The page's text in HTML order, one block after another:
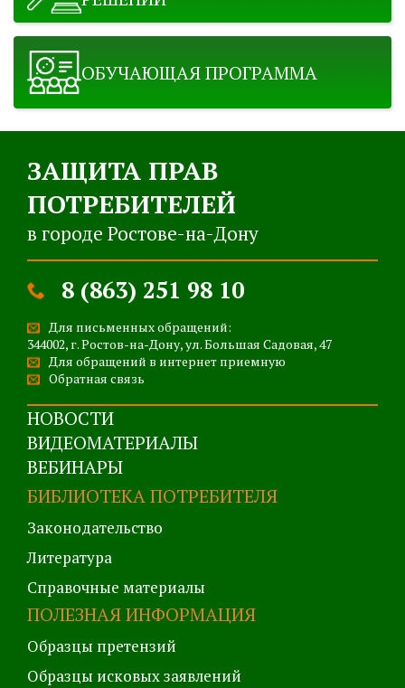
ОБУЧАЮЩАЯ ПРОГРАММА
ЗАЩИТА ПРАВ
ПОТРЕБИТЕЛЕЙ
в городе Ростове-на-Дону
8 (863) 251 98 10
Для письменных обращений:
344002, г. Ростов-на-Дону, ул. Большая Садовая, 47
Для обращений в интернет приемную
Обратная связь
НОВОСТИ
ВИДЕОМАТЕРИАЛЫ
ВЕБИНАРЫ
БИБЛИОТЕКА ПОТРЕБИТЕЛЯ
Законодательство
Литература
Справочные материалы
ПОЛЕЗНАЯ ИНФОРМАЦИЯ
Образцы претензий
Образцы исковых заявлений